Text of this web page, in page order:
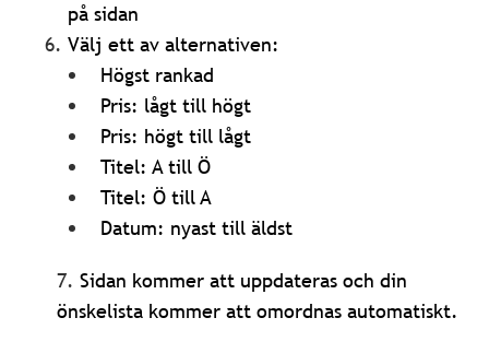
på sidan
Välj ett av alternativen:
Högst rankad
Pris: lågt till högt
Pris: högt till lågt
Titel: A till Ö
Titel: Ö till A
Datum: nyast till äldst
7. Sidan kommer att uppdateras och din
önskelista kommer att omordnas automatiskt.